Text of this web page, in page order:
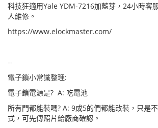
科技狂適用Yale YDM-7216加藍芽，24小時客
人維修。
https://www.elockmaster.com/
--
電子鎖小常識整理:
電子鎖電源是? A: 吃電池
所有門都能裝嗎? A: 9成5的們都能改裝，只是
式，可先傳照片給廠商確認。